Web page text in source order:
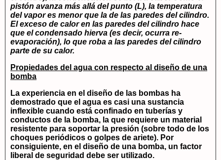
pistón avanza más allá del punto (L), la temperatura
del vapor es menor que la de las paredes del cilindro.
El exceso de calor en las paredes del cilindro hace
que el condensado hierva (es decir, ocurra re-
evaporación), lo que roba a las paredes del cilindro
parte de su calor.
Propiedades del agua con respecto al diseño de una
bomba
La experiencia en el diseño de las bombas ha
demostrado que el agua es casi una sustancia
inflexible cuando está confinado en tuberías y
conductos de la bomba, la que requiere un material
resistente para soportar la presión (sobre todo de los
choques periódicos o golpes de ariete). Por
consiguiente, en el diseño de una bomba, un factor
liberal de seguridad debe ser utilizado.